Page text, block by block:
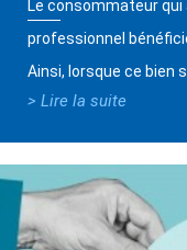
Le consommateur qui
professionnel
Ainsi, lorsque ce bien
> Lire la suite